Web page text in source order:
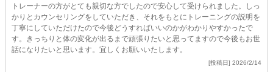
トレーナーの方がとても親切な方でしたので安心して受けられました。しっ
かりとカウンセリングをしていただき、それをもとにトレーニングの説明を
丁寧にしていただけたので今後どうすればいいのかがわかりやすかったで
す。きっちりと体の変化が出るまで頑張りたいと思ってますので今後もお世
話になりたいと思います。宜しくお願いいたします。
[投稿日] 2026/2/14